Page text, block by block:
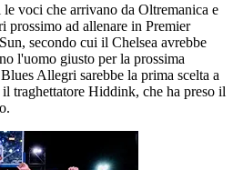
voci che arrivano da Oltremanica e
ad allenare in Premier
secondo cui il Chelsea avrebbe
l'uomo giusto per la prossima
Allegri sarebbe la prima scelta a
traghettatore Hiddink, che ha preso il